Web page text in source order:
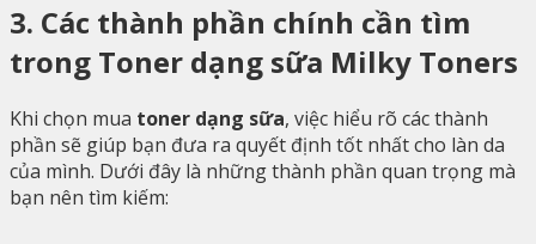
3. Các thành phần chính cần tìm
trong Toner dạng sữa Milky Toners
Khi chọn mua toner dạng sữa, việc hiểu rõ các thành
phần sẽ giúp bạn đưa ra quyết định tốt nhất cho làn da
của mình. Dưới đây là những thành phần quan trọng mà
bạn nên tìm kiếm: